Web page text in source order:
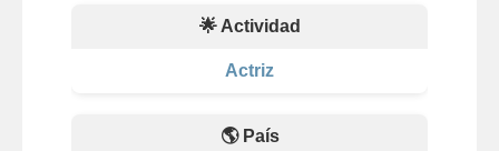
🌟 Actividad
Actriz
🌎 País